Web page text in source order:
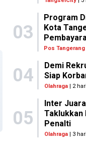
03
Program
Kota
Pos Tangerang
04
Demi
Siap
Olahraga| 2
05
Inter
Taklukkan
Penalti
Olahraga| 3